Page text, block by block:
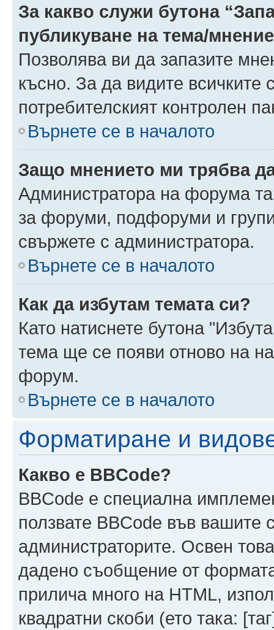
За какво служи бутона
публикуване на тема/
Позволява ви да запазите
късно. За да видите всичките
потребителският контролен
Върнете се в началото
Защо мнението ми трябва
Администратора на форума
за форуми, подфоруми и
свържете с администратора.
Върнете се в началото
Как да избутам темата си?
Като натиснете бутона
тема ще се появи отново на
форум.
Върнете се в началото
Форматиране и
Какво е BBCode?
BBCode е специална
ползвате BBCode във
администраторите. Освен
дадено съобщение от
прилича много на HTML,
квадратни скоби (ето така: